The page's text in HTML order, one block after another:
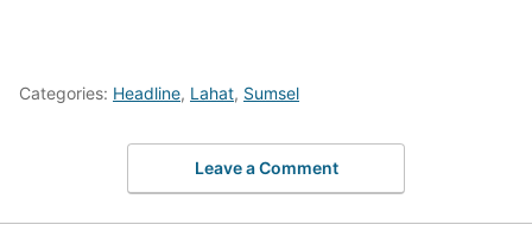
Categories: Headline, Lahat, Sumsel
Leave a Comment